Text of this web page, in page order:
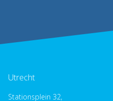
Utrecht
Stationsplein 32,